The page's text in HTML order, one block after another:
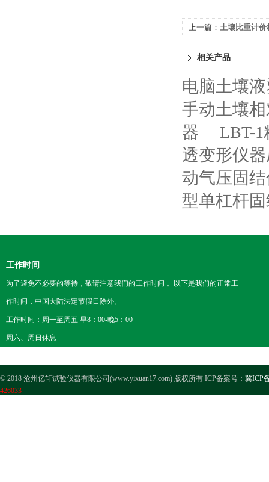
上一篇： 土壤比重计价
相关产品
电脑土壤
手动土壤
器
LBT-
透变形仪
动气压固
型单杠杆
工作时间
为了避免不必要的等待，敬请注意我们的工作时间 。以下是我们的正常工
作时间，中国大陆法定节假日除外。
工作时间：周一至周五 早8：00-晚5：00
周六、周日休息
© 2018 沧州亿轩试验仪器有限公司(www.yixuan17.com) 版权所有 ICP备案号： 冀ICP
426033